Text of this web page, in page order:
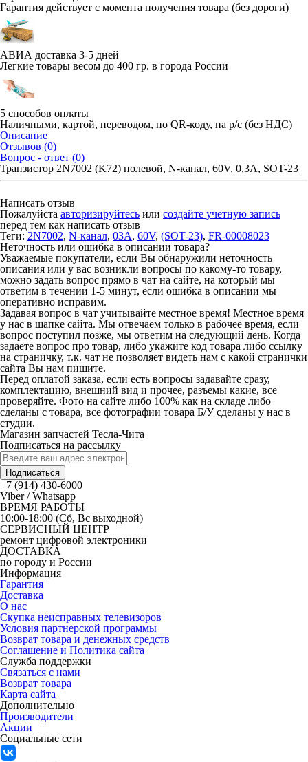
Гарантия действует с момента получения товара (без дороги)
АВИА доставка 3-5 дней
Легкие товары весом до 400 гр. в города России
5 способов оплаты
Наличными, картой, переводом, по QR-коду, на р/с (без НДС)
Описание
Отзывов (0)
Вопрос - ответ (0)
Транзистор 2N7002 (K72) полевой, N-канал, 60V, 0,3A, SOT-23
Написать отзыв
Пожалуйста авторизируйтесь или создайте учетную запись
перед тем как написать отзыв
Теги: 2N7002, N-канал, 03A, 60V, (SOT-23), FR-00008023
Неточность или ошибка в описании товара?
Уважаемые покупатели, если Вы обнаружили неточность
описания или у вас возникли вопросы по какому-то товару,
можно задать вопрос прямо в чат на сайте, на который мы
ответим в течении 1-5 минут, если ошибка в описании мы
оперативно исправим.
Задавая вопрос в чат учитывайте местное время! Местное время
у нас в шапке сайта. Мы отвечаем только в рабочее время, если
вопрос поступил позже, мы ответим на следующий день. Когда
задаете вопрос про товар, либо укажите код товара либо ссылку
на страничку, т.к. чат не позволяет видеть нам с какой странички
сайта Вы нам пишите.
Перед оплатой заказа, если есть вопросы задавайте сразу,
комплектацию, внешний вид и прочее, разъемы какие, все
проверяйте. Фото на сайте либо 100% как на складе либо
сделаны с товара, все фотографии товара Б/У сделаны у нас в
студии.
Магазин запчастей Тесла-Чита
Подписаться на рассылку
Подписаться
+7 (914) 430-6000
Viber / Whatsapp
ВРЕМЯ РАБОТЫ
10:00-18:00 (Сб, Вс выходной)
СЕРВИСНЫЙ ЦЕНТР
ремонт цифровой электроники
ДОСТАВКА
по городу и России
Информация
Гарантия
Доставка
О нас
Скупка неисправных телевизоров
Условия партнерской программы
Возврат товара и денежных средств
Соглашение и Политика сайта
Служба поддержки
Связаться с нами
Возврат товара
Карта сайта
Дополнительно
Производители
Акции
Социальные сети